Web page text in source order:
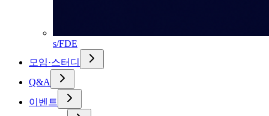
s/FDE
모임·스터디
Q&A
이벤트